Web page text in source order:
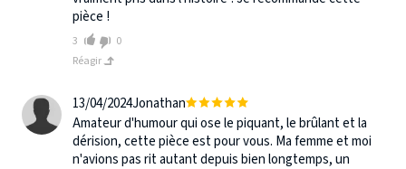
pièce !
3
0
Réagir
13/04/2024Jonathan
Amateur d'humour qui ose le piquant, le brûlant et la
dérision, cette pièce est pour vous. Ma femme et moi
n'avions pas rit autant depuis bien longtemps, un